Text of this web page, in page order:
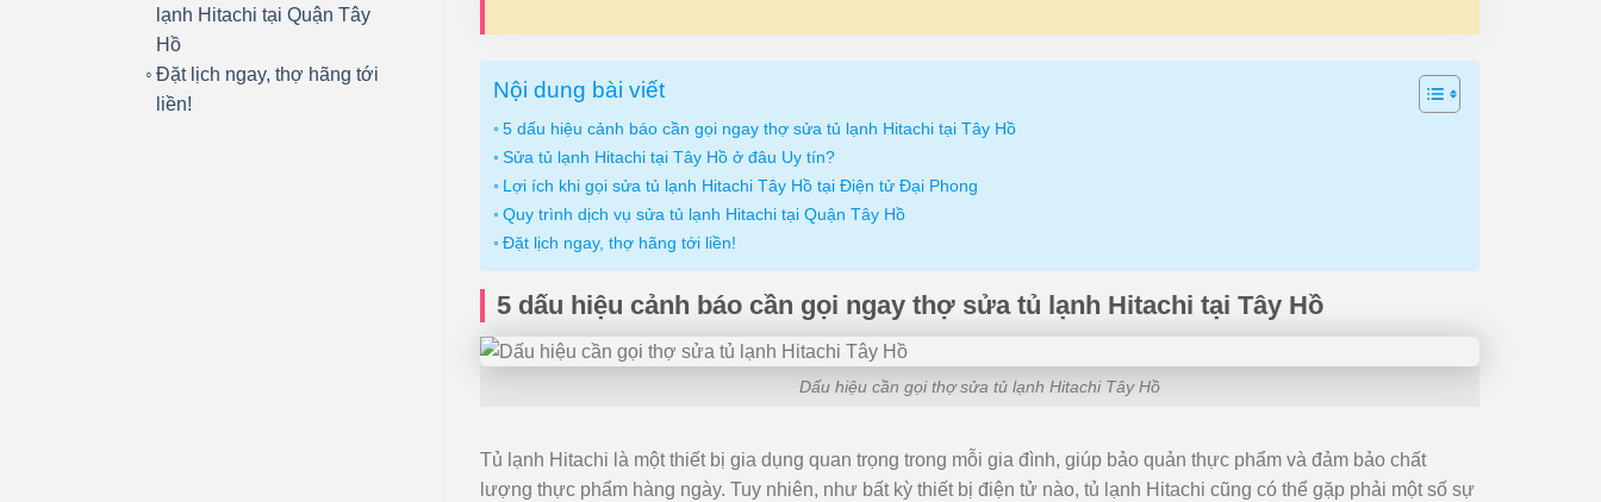
lạnh Hitachi tại Quận Tây
Hồ
Đặt lịch ngay, thợ hãng tới
liền!
Nội dung bài viết
5 dấu hiệu cảnh báo cần gọi ngay thợ sửa tủ lạnh Hitachi tại Tây Hồ
Sửa tủ lạnh Hitachi tại Tây Hồ ở đâu Uy tín?
Lợi ích khi gọi sửa tủ lạnh Hitachi Tây Hồ tại Điện tử Đại Phong
Quy trình dịch vụ sửa tủ lạnh Hitachi tại Quận Tây Hồ
Đặt lịch ngay, thợ hãng tới liền!
5 dấu hiệu cảnh báo cần gọi ngay thợ sửa tủ lạnh Hitachi tại Tây Hồ
Dấu hiệu cần gọi thợ sửa tủ lạnh Hitachi Tây Hồ
Tủ lạnh Hitachi là một thiết bị gia dụng quan trọng trong mỗi gia đình, giúp bảo quản thực phẩm và đảm bảo chất
lượng thực phẩm hàng ngày. Tuy nhiên, như bất kỳ thiết bị điện tử nào, tủ lạnh Hitachi cũng có thể gặp phải một số sự